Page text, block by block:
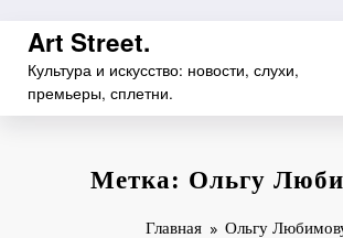
Перейти
содержимому
Art Street.
Культура и искусство: новости, слухи,
премьеры, сплетни.
Метка: Ольгу
Главная Ольгу